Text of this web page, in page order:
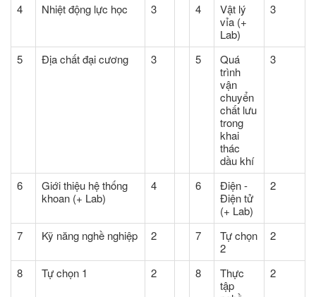
4 Nhiệt động lực học 3 4
Vật lý
vỉa (+
Lab)
3
5 Địa chất đại cương 3 5
Quá
trình
vận
chuyển
chất lưu
trong
khai
thác
dầu khí
3
6
Giới thiệu hệ thống
khoan (+ Lab)
4 6
Điện -
Điện tử
(+ Lab)
2
7 Kỹ năng nghề nghiệp 2 7
Tự chọn
2
2
8 Tự chọn 1 2 8
Thực
tập
2